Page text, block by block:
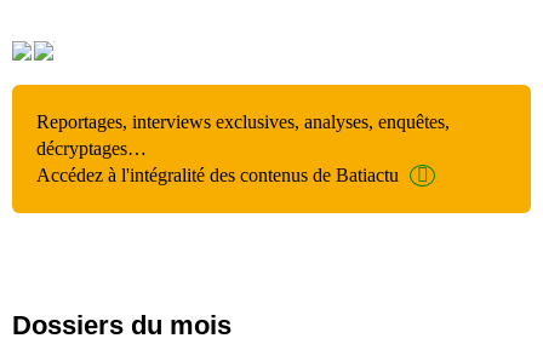
Reportages, interviews exclusives, analyses, enquêtes,
décryptages…
Accédez à l'intégralité des contenus de Batiactu
Dossiers du mois